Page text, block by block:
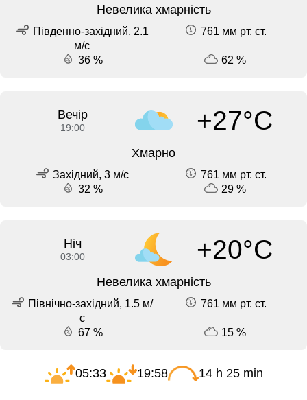
Невелика хмарність
Південно-західний, 2.1
м/с
761 мм рт. ст.
36 % 62 %
Вечір
19:00 +27°C
Хмарно
Західний, 3 м/с
761 мм рт. ст.
32 %
29 %
Ніч
03:00 +20°C
Невелика хмарність
Північно-західний, 1.5 м/
с
761 мм рт. ст.
67 % 15 %
05:33 19:58 14 h 25 min